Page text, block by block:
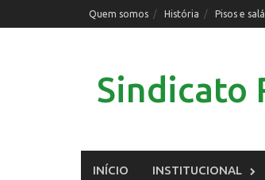
to
Quem somos História Pisos e
Sindicato
INÍCIO INSTITUCIONAL